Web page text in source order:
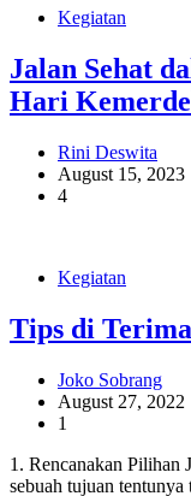
Kegiatan
Jalan Sehat
Hari
Rini Deswita
August 15, 2023
4
Kegiatan
Tips di
Joko Sobrang
August 27, 2022
1
1. Rencanakan Pilihan
sebuah tujuan